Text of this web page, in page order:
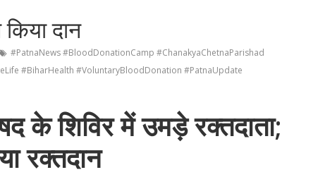
दान
#PatnaNews #BloodDonationCamp #ChanakyaChetnaParishad
#BiharHealth #VoluntaryBloodDonation #PatnaUpdate
के शिविर में उमड़े रक्तदाता;
रक्तदान